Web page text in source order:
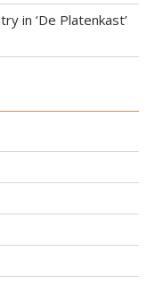
in ‘De Platenkast’